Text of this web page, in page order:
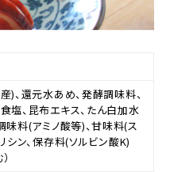
)、還元水あめ、発酵調味料、
塩、昆布エキス、たん白加水
味料(アミノ酸等)、甘味料(ス
シン、保存料(ソルビン酸K)